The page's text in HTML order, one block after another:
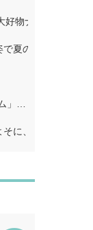
好物ナホ"#１２４
で夏のワンシーン
」…
そに、上司は陰で